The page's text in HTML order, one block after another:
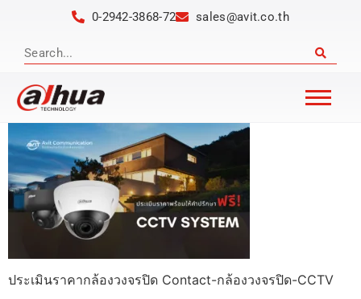
0-2942-3868-72 sales@avit.co.th
ประเมินราคากล้องวงจรปิด Contact-กล้องวงจรปิด-CCTV